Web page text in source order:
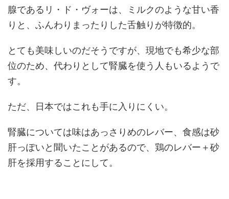
腺であるリ・ド・ヴォーは、ミルクのような甘い香
りと、ふんわりまったりした舌触りが特徴的。
とても美味しいのだそうですが、現地でも希少な部
位のため、代わりとして腎臓を使う人もいるようで
す。
ただ、日本ではこれも手に入りにくい。
腎臓については味はあっさりめのレバー、食感は砂
肝っぽいと聞いたことがあるので、鶏のレバー＋砂
肝を採用することにして。